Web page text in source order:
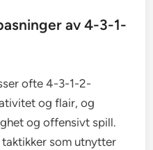
av 4-3-1-
ofte 4-3-1-2-
og flair, og
og offensivt spill.
som utnytter